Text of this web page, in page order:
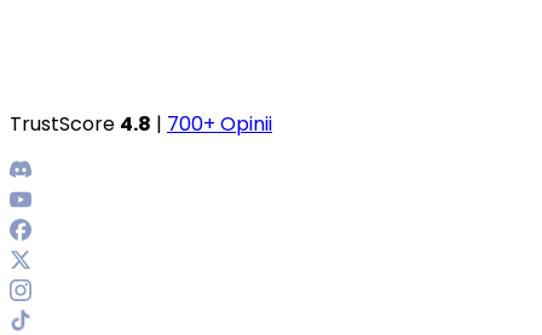
TrustScore 4.8 | 700+ Opinii